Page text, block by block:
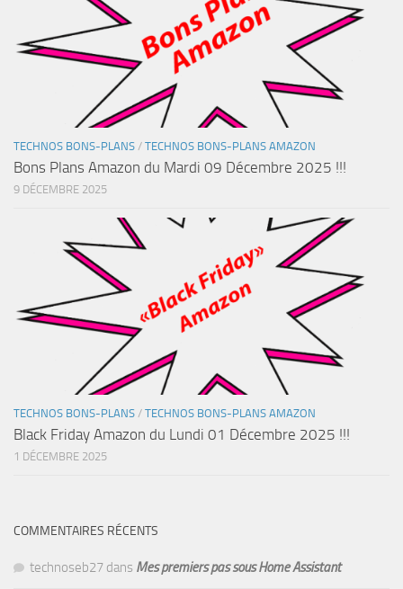
TECHNOS BONS-PLANS / TECHNOS BONS-PLANS AMAZON
Bons Plans Amazon du Mardi 09 Décembre 2025 !!!
9 DÉCEMBRE 2025
TECHNOS BONS-PLANS / TECHNOS BONS-PLANS AMAZON
Black Friday Amazon du Lundi 01 Décembre 2025 !!!
1 DÉCEMBRE 2025
COMMENTAIRES RÉCENTS
technoseb27 dans Mes premiers pas sous Home Assistant